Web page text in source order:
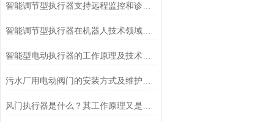
智能调节型执行器支持远程监控和诊断功能
智能调节型执行器在机器人技术领域的作用
智能型电动执行器的工作原理及技术特点